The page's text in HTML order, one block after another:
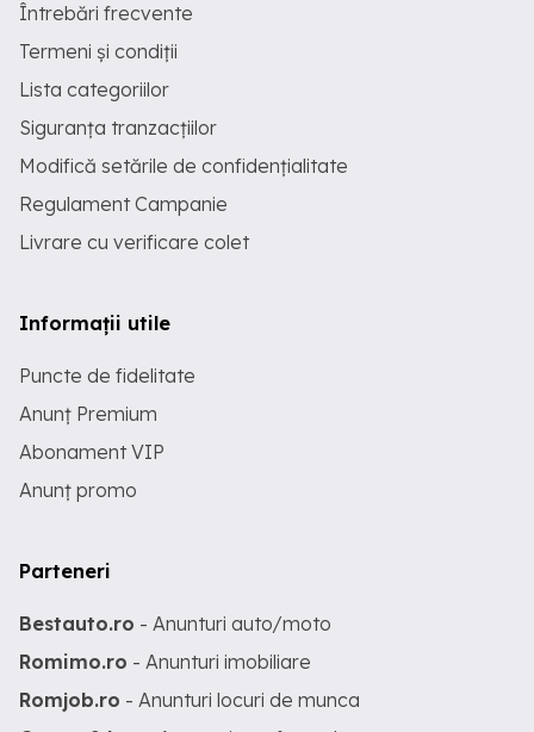
Întrebări frecvente
Termeni și condiții
Lista categoriilor
Siguranța tranzacțiilor
Modifică setările de confidențialitate
Regulament Campanie
Livrare cu verificare colet
Informații utile
Puncte de fidelitate
Anunț Premium
Abonament VIP
Anunț promo
Parteneri
Bestauto.ro - Anunturi auto/moto
Romimo.ro - Anunturi imobiliare
Romjob.ro - Anunturi locuri de munca